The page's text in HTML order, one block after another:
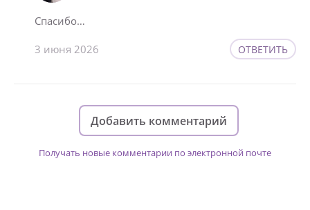
Спасибо…
3 июня 2026 ОТВЕТИТЬ
Добавить комментарий
Получать новые комментарии по электронной почте